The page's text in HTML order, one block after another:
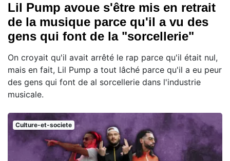
Lil Pump avoue s'être mis en retrait
de la musique parce qu'il a vu des
gens qui font de la "sorcellerie"
On croyait qu'il avait arrêté le rap parce qu'il était nul,
mais en fait, Lil Pump a tout lâché parce qu'il a eu peur
des gens qui font de al sorcellerie dans l'industrie
musicale.
Culture-et-societe